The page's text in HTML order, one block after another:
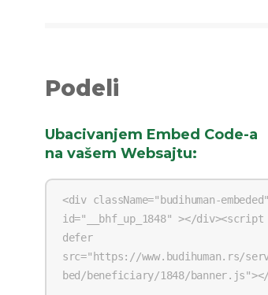
Podeli
Ubacivanjem Embed Code-a
na vašem Websajtu: